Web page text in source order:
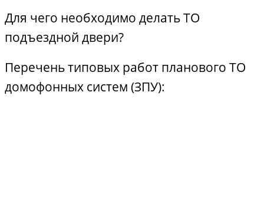
Для чего необходимо делать ТО
подъездной двери?
Перечень типовых работ планового ТО
домофонных систем (ЗПУ):